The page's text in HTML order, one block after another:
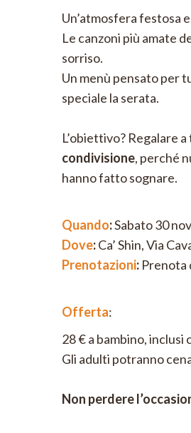
Un’atmosfera festosa
Le canzoni più amate
sorriso.
Un menù pensato per
speciale la serata.
L’obiettivo? Regalare
condivisione, perché
hanno fatto sognare.
Quando:Sabato 30
Dove:Ca’ Shin, Via
Prenotazioni: Prenota
Offerta:
28 € a bambino, inclusi
Gli adulti potranno
Non perdere